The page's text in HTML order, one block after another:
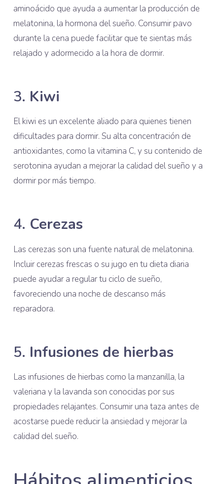
aminoácido que ayuda a aumentar la producción de
melatonina, la hormona del sueño. Consumir pavo
durante la cena puede facilitar que te sientas más
relajado y adormecido a la hora de dormir.
3. Kiwi
El kiwi es un excelente aliado para quienes tienen
dificultades para dormir. Su alta concentración de
antioxidantes, como la vitamina C, y su contenido de
serotonina ayudan a mejorar la calidad del sueño y a
dormir por más tiempo.
4. Cerezas
Las cerezas son una fuente natural de melatonina.
Incluir cerezas frescas o su jugo en tu dieta diaria
puede ayudar a regular tu ciclo de sueño,
favoreciendo una noche de descanso más
reparadora.
5. Infusiones de hierbas
Las infusiones de hierbas como la manzanilla, la
valeriana y la lavanda son conocidas por sus
propiedades relajantes. Consumir una taza antes de
acostarse puede reducir la ansiedad y mejorar la
calidad del sueño.